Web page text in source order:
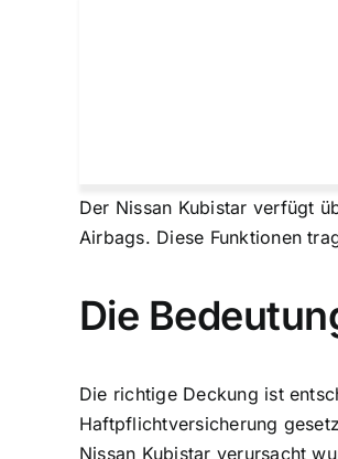
Der Nissan Kubistar verfügt
Airbags. Diese Funktionen
Die
Die richtige Deckung ist
Haftpflichtversicherung
Nissan Kubistar verursacht